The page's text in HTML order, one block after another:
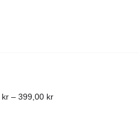
kr – 399,00 kr